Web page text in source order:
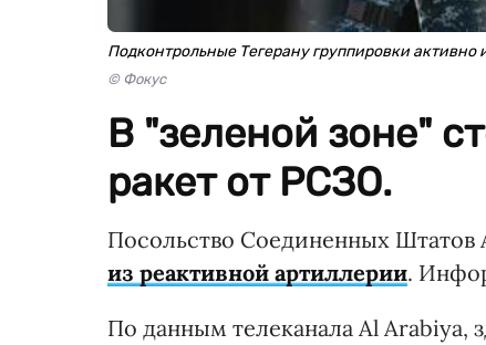
Подконтрольные Тегерану группировки
© Фокус
В "зеленой зоне"
ракет от РСЗО.
Посольство Соединенных Штатов
из реактивной артиллерии.
По данным телеканала Al Arabiya,